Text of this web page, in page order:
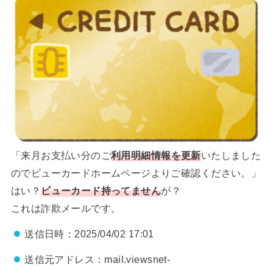
「来月お支払い分のご利用明細情報を更新いたしました
のでビューカードホームページよりご確認ください。」
はい？ビューカード持ってませんが？
これは詐欺メールです。
送信日時：2025/04/02 17:01
送信元アドレス：mail.viewsnet-